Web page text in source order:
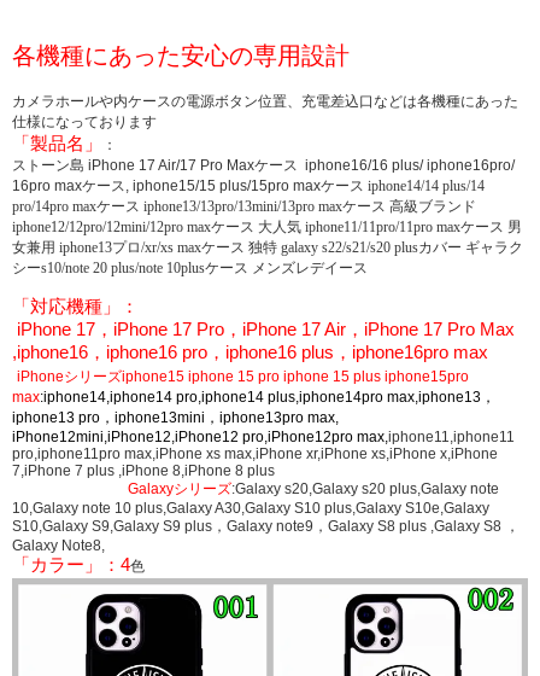
各機種にあった安心の専用設計
カメラホールや内ケースの電源ボタン位置、充電差込口などは各機種にあった
仕様になっております
「製品名」
：
ストーン島 iPhone 17 Air/17 Pro Maxケース iphone16/16 plus/ iphone16pro/
16pro maxケース, iphone15/15 plus/15pro maxケース iphone14/14 plus/14
pro/14pro maxケース iphone13/13pro/13mini/13pro maxケース 高級ブランド
iphone12/12pro/12mini/12pro maxケース 大人気 iphone11/11pro/11pro maxケース 男
女兼用 iphone13プロ/xr/xs maxケース 独特 galaxy s22/s21/s20 plusカバー ギャラク
シーs10/note 20 plus/note 10plusケース メンズレデイース
「対応機種」：
iPhone 17，iPhone 17 Pro，iPhone 17 Air，iPhone 17 Pro Max
,iphone16，iphone16 pro，iphone16 plus，iphone16pro max
iPhoneシリーズiphone15 iphone 15 pro iphone 15 plus iphone15pro
max:iphone14,iphone14 pro,iphone14 plus,iphone14pro max,iphone13，
iphone13 pro，iphone13mini，iphone13pro max,
iPhone12mini,iPhone12,iPhone12 pro,iPhone12pro max,iphone11,iphone11
pro,iphone11pro max,iPhone xs max,iPhone xr,iPhone xs,iPhone x,iPhone
7,iPhone 7 plus ,iPhone 8,iPhone 8 plus
Galaxyシリーズ:Galaxy s20,Galaxy s20 plus,Galaxy note
10,Galaxy note 10 plus,Galaxy A30,Galaxy S10 plus,Galaxy S10e,Galaxy
S10,Galaxy S9,Galaxy S9 plus，Galaxy note9，Galaxy S8 plus ,Galaxy S8 ，
Galaxy Note8,
「カラー」：4色